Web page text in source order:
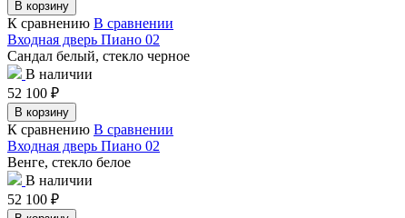
В корзину
К сравнению В сравнении
Входная дверь Пиано 02
Сандал белый, стекло черное
В наличии
52 100 ₽
В корзину
К сравнению В сравнении
Входная дверь Пиано 02
Венге, стекло белое
В наличии
52 100 ₽